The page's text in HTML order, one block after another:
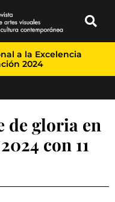
a la Excelencia
2024
de gloria en
con 11